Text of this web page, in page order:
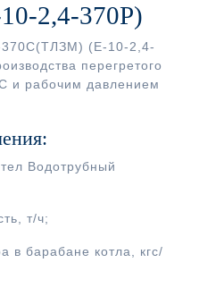
2,4-370Р)
370С(ТЛЗМ) (Е-10-2,4-
перегретого
и рабочим давлением
Водотрубный
т/ч;
в барабане котла, кгс/